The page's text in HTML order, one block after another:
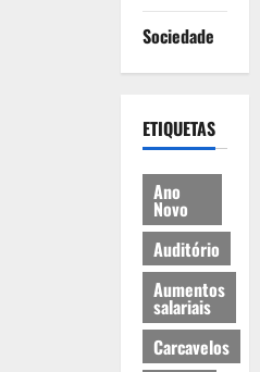
Sociedade
ETIQUETAS
Ano
Novo
Auditório
Aumentos
salariais
Carcavelos